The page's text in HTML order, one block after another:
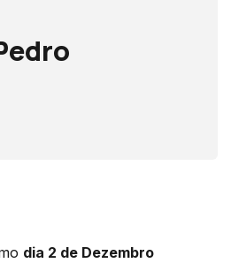
dia 2 de Dezembro